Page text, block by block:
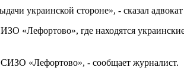
украинской стороне», - сказал адвокат
«Лефортово», где находятся
«Лефортово», - сообщает журналист.